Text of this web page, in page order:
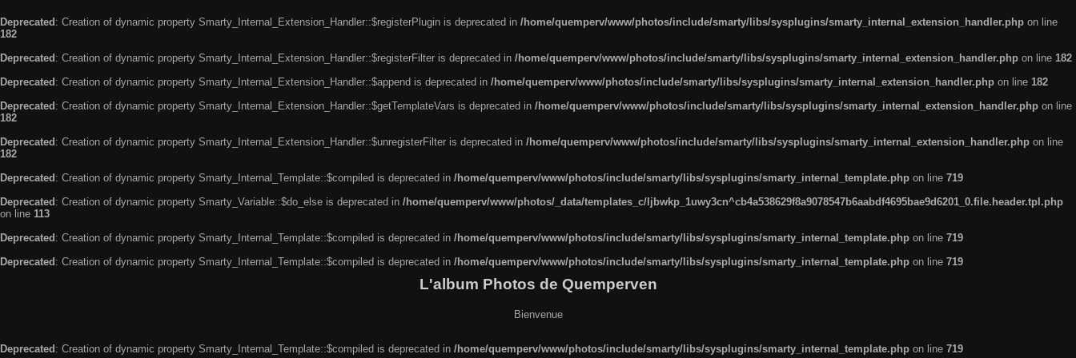
Deprecated : Creation of dynamic property Smarty_Internal_Extension_Handler::$registerPlugin is deprecated in /home/quemperv/www/photos/include/smarty/libs/sysplugins/smarty_internal_extension_handler.php on line
182
Deprecated : Creation of dynamic property Smarty_Internal_Extension_Handler::$registerFilter is deprecated in /home/quemperv/www/photos/include/smarty/libs/sysplugins/smarty_internal_extension_handler.php on line 182
Deprecated : Creation of dynamic property Smarty_Internal_Extension_Handler::$append is deprecated in /home/quemperv/www/photos/include/smarty/libs/sysplugins/smarty_internal_extension_handler.php on line 182
Deprecated : Creation of dynamic property Smarty_Internal_Extension_Handler::$getTemplateVars is deprecated in /home/quemperv/www/photos/include/smarty/libs/sysplugins/smarty_internal_extension_handler.php on line
182
Deprecated : Creation of dynamic property Smarty_Internal_Extension_Handler::$unregisterFilter is deprecated in /home/quemperv/www/photos/include/smarty/libs/sysplugins/smarty_internal_extension_handler.php on line
182
Deprecated : Creation of dynamic property Smarty_Internal_Template::$compiled is deprecated in /home/quemperv/www/photos/include/smarty/libs/sysplugins/smarty_internal_template.php on line 719
Deprecated : Creation of dynamic property Smarty_Variable::$do_else is deprecated in /home/quemperv/www/photos/_data/templates_c/ljbwkp_1uwy3cn^cb4a538629f8a9078547b6aabdf4695bae9d6201_0.file.header.tpl.php
on line 113
Deprecated : Creation of dynamic property Smarty_Internal_Template::$compiled is deprecated in /home/quemperv/www/photos/include/smarty/libs/sysplugins/smarty_internal_template.php on line 719
Deprecated : Creation of dynamic property Smarty_Internal_Template::$compiled is deprecated in /home/quemperv/www/photos/include/smarty/libs/sysplugins/smarty_internal_template.php on line 719
L'album Photos de Quemperven
Bienvenue
Deprecated: Creation of dynamic property Smarty_Internal_Template::$compiled is deprecated in /home/quemperv/www/photos/include/smarty/libs/sysplugins/smarty_internal_template.php on line 719